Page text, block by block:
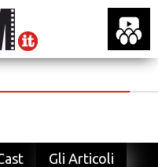
Gli Articoli